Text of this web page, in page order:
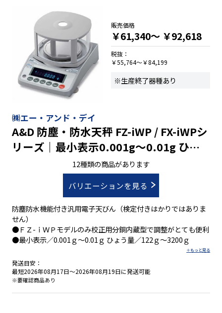
緑・赤・オレンジ）
・選べる電源：ＡＣ１００V・充電バッテリ
・ＲＳ-２３２Ｃ標準装備
・３０４ステンレス鋼のプラットフォームとフレーム
・ステンレススチール製ＩＰ６６インジケーター
ＩＰ６７ロードセルを採用
・滑り止め付き調整脚を装備
㈱エー・アンド・デイ
A&D 防塵・防水天秤 FZ-iWP / FX-iWPシ
リーズ｜最小表示0.001g～0.01g ひょ
う量122g～3200g｜校正分銅内蔵
12種類の商品があります
バリエーションを見る
防塵防水機能付き汎用電子天びん（検定付きはかりではありま
せん）
●ＦＺ-ｉＷＰモデルのみ校正用分銅内蔵型で調整がとても便利
●最小表示／0.001ｇ～0.01ｇ ひょう量／122ｇ～3200ｇ
発送目安：
最短2026年08月17日～2026年08月19日に発送可能
※要確認商品あり
販売価格
￥61,340～ ￥92,618
税抜：
￥55,764～￥84,199
※生産終了器種あり